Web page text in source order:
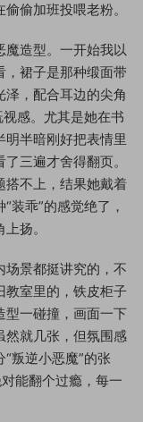
偷加班投喂老粉。
魔造型。一开始我以
，裙子是那种缎面带
，配合耳边的尖角
感。尤其是她在书
半暗刚好把表情里
三遍才舍得翻页。
搭不上，结果她戴着
装乖”的感觉绝了，
扬。
场景都挺讲究的，不
教室里的，铁皮柜子
型一碰撞，画面一下
然就几张，但氛围感
叛逆小恶魔”的张
能翻个过瘾，每一